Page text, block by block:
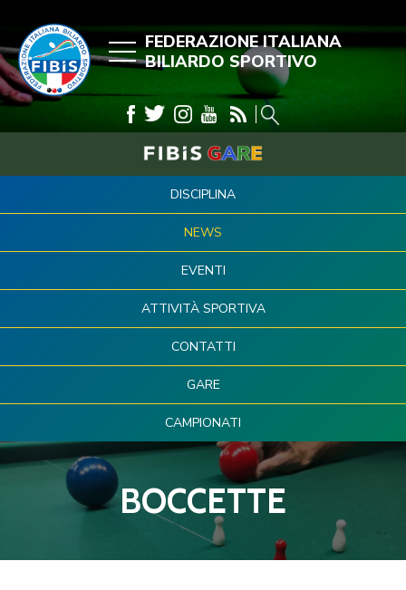
FEDERAZIONE ITALIANA
BILIARDO SPORTIVO
DISCIPLINA
NEWS
EVENTI
ATTIVITÀ SPORTIVA
CONTATTI
GARE
CAMPIONATI
BOCCETTE